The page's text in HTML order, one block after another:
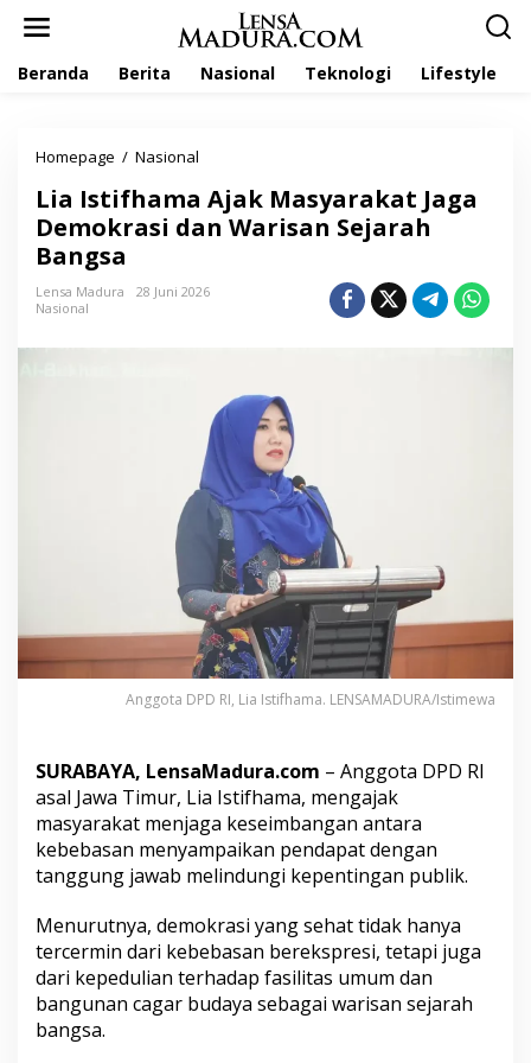
Beranda Berita Nasional Teknologi Lifestyle
Homepage / Nasional
a
I
s
i
a
k
M
r
a
k
a
t
a
D
e
m
o
k
a
s
d
a
Lia Istifhama Ajak Masyarakat Jaga
Demokrasi dan Warisan Sejarah
Bangsa
Lensa Madura
28 Juni 2026
Nasional
Anggota DPD RI, Lia Istifhama. LENSAMADURA/Istimewa
SURABAYA, LensaMadura.com – Anggota DPD RI
asal Jawa Timur, Lia Istifhama, mengajak
masyarakat menjaga keseimbangan antara
kebebasan menyampaikan pendapat dengan
tanggung jawab melindungi kepentingan publik.
Menurutnya, demokrasi yang sehat tidak hanya
tercermin dari kebebasan berekspresi, tetapi juga
dari kepedulian terhadap fasilitas umum dan
bangunan cagar budaya sebagai warisan sejarah
bangsa.